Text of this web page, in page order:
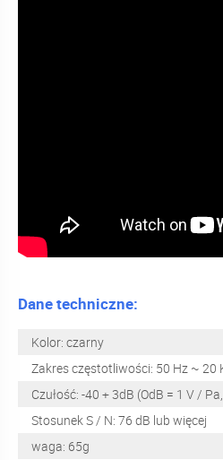
Dane techniczne:
Kolor: czarny
Zakres częstotliwości: 50 Hz ~ 20
Czułość: -40 + 3dB (OdB = 1 V /
Stosunek S / N: 76 dB lub więcej
waga: 65g